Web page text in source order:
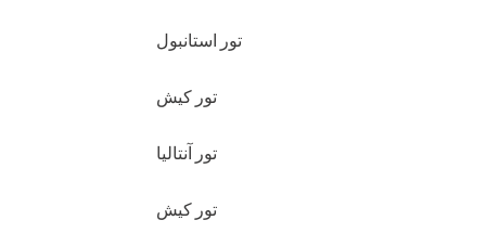
تور استانبول
تور کيش
تور آنتاليا
تور کيش